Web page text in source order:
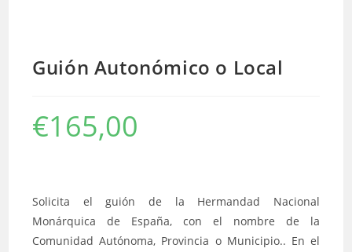
Guión Autonómico o Local
€165,00
Solicita el guión de la Hermandad Nacional
Monárquica de España, con el nombre de la
Comunidad Autónoma, Provincia o Municipio.. En el